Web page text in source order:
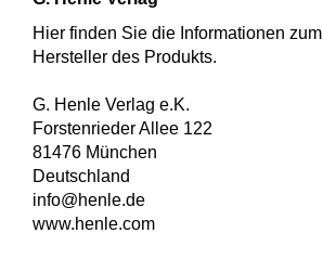
Hier finden Sie die Informationen zum
Hersteller des Produkts.
G. Henle Verlag e.K.
Forstenrieder Allee 122
81476 München
Deutschland
info@henle.de
www.henle.com